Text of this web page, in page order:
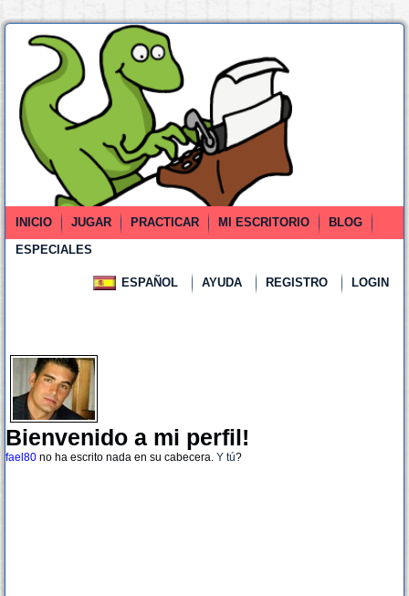
INICIO JUGAR PRACTICAR MI ESCRITORIO
BLOG
ESPECIALES
ESPAÑOL AYUDA REGISTRO LOGIN
Bienvenido a mi perfil!
fael80 no ha escrito nada en su cabecera. Y tú?